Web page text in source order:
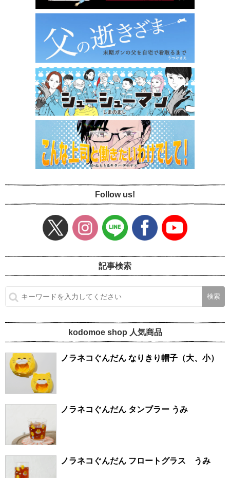
Follow us!
記事検索
kodomoe shop 人気商品
ノラネコぐんだん なりきり帽子（大、小）
ノラネコぐんだん タンブラー うみ
ノラネコぐんだん フロートグラス うみ